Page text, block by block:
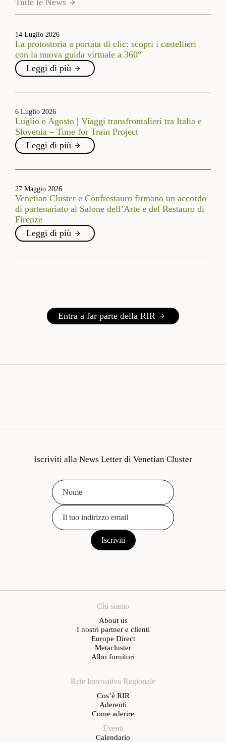
Tutte le News
14 Luglio 2026
La protostoria a portata di clic: scopri i castellieri
con la nuova guida virtuale a 360°
Leggi di più
6 Luglio 2026
Luglio e Agosto | Viaggi transfrontalieri tra Italia e
Slovenia – Time for Train Project
Leggi di più
27 Maggio 2026
Venetian Cluster e Confrestauro firmano un accordo
di partenariato al Salone dell’Arte e del Restauro di
Firenze
Leggi di più
Entra a far parte della RIR
Iscriviti alla News Letter di Venetian Cluster
Chi siamo
About us
I nostri partner e clienti
Europe Direct
Metacluster
Albo fornitori
Rete Innovativa Regionale
Cos’è RIR
Aderenti
Come aderire
Eventi
Calendario